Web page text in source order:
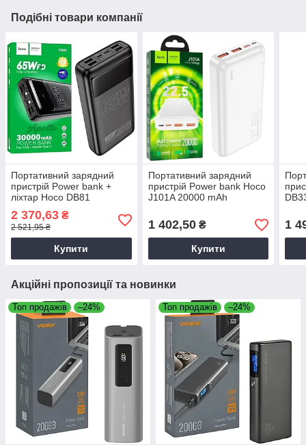
Подібні товари компанії
Портативний зарядний
пристрій Power bank +
ліхтар Hoco DB81
30000mAh
(PD65W+22,5W/QC3.0)
чорний, Зовнішній
акумулятор
2 370,63 ₴
2 521,95 ₴
Купити
Портативний зарядний
пристрій Power bank Hoco
J101A 20000 mAh
білий, універсальний
power bank для гаджетів
1 402,50₴
Купити
1
Акційні пропозиції та новинки
Топ продажів –24% Топ продажів –24%